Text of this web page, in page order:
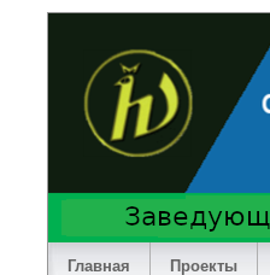
Главная Проекты